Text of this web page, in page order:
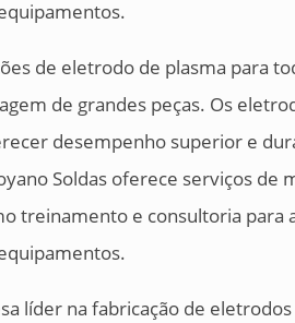
de eletrodo de plasma para
de grandes peças. Os
desempenho superior e
Soldas oferece serviços de
treinamento e consultoria para
líder na fabricação de